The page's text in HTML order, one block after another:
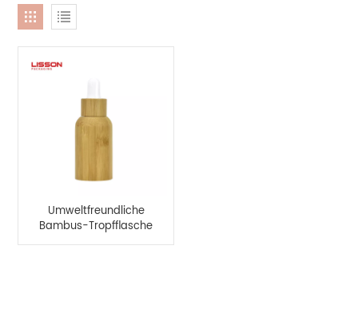
Umweltfreundliche
Bambus-Tropfflasche
mit 15 ml ätherischem